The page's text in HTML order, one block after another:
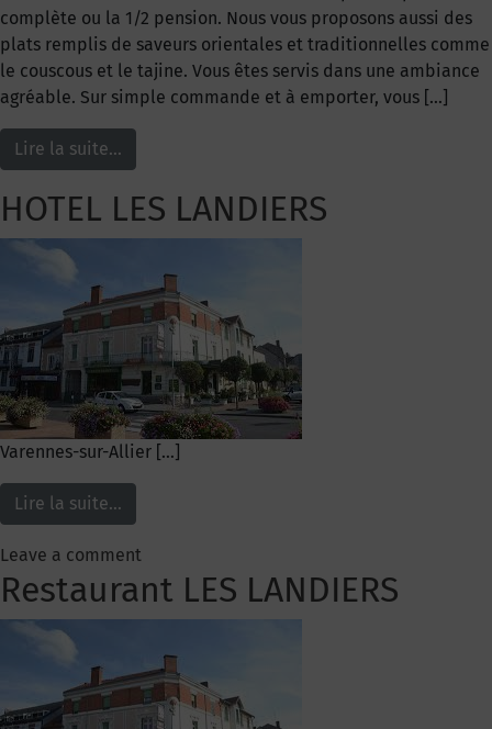
complète ou la 1/2 pension. Nous vous proposons aussi des
plats remplis de saveurs orientales et traditionnelles comme
le couscous et le tajine. Vous êtes servis dans une ambiance
agréable. Sur simple commande et à emporter, vous […]
Lire la suite…
HOTEL LES LANDIERS
Varennes-sur-Allier […]
Lire la suite…
Leave a comment
Restaurant LES LANDIERS